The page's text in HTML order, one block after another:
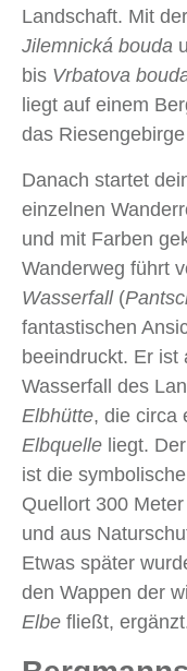
Landschaft. Mit
Jilemnická bouda
bis Vrbatova
liegt auf einem
das
Danach startet
einzelnen
und mit Farben
Wanderweg führt
Wasserfall(
fantastischen
beeindruckt. Er
Wasserfall des
Elbhütte, die circa
Elbquelle liegt.
ist die
Quellort 300
und aus
Etwas später
den Wappen der
Elbe fließt,